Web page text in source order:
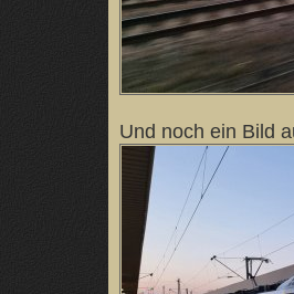
Und noch ein Bild